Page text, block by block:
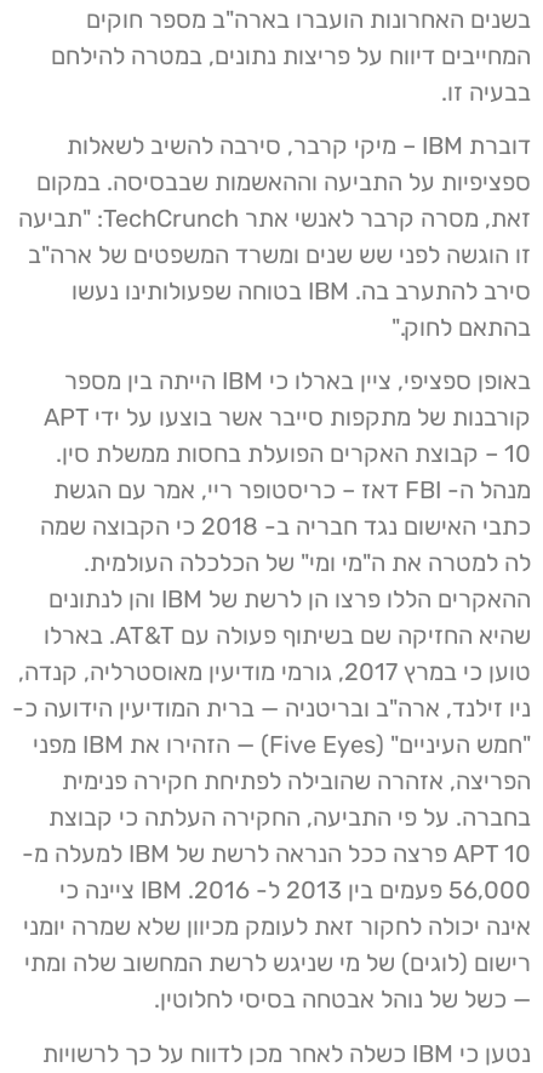
בשנים האחרונות הועברו בארה"ב מספר חוקים
המחייבים דיווח על פריצות נתונים, במטרה להילחם
בבעיה זו.
דוברת IBM – מיקי קרבר, סירבה להשיב לשאלות
ספציפיות על התביעה וההאשמות שבבסיסה. במקום
זאת, מסרה קרבר לאנשי אתר TechCrunch: "תביעה
זו הוגשה לפני שש שנים ומשרד המשפטים של ארה"ב
סירב להתערב בה. IBM בטוחה שפעולותינו נעשו
בהתאם לחוק."
באופן ספציפי, ציין בארלו כי IBM הייתה בין מספר
קורבנות של מתקפות סייבר אשר בוצעו על ידי APT
10 – קבוצת האקרים הפועלת בחסות ממשלת סין.
מנהל ה- FBI דאז – כריסטופר ריי, אמר עם הגשת
כתבי האישום נגד חבריה ב- 2018 כי הקבוצה שמה
לה למטרה את ה"מי ומי" של הכלכלה העולמית.
ההאקרים הללו פרצו הן לרשת של IBM והן לנתונים
שהיא החזיקה שם בשיתוף פעולה עם AT&T. בארלו
טוען כי במרץ 2017, גורמי מודיעין מאוסטרליה, קנדה,
ניו זילנד, ארה"ב ובריטניה — ברית המודיעין הידועה כ-
"חמש העיניים" (Five Eyes) — הזהירו את IBM מפני
הפריצה, אזהרה שהובילה לפתיחת חקירה פנימית
בחברה. על פי התביעה, החקירה העלתה כי קבוצת
APT 10 פרצה ככל הנראה לרשת של IBM למעלה מ-
56,000 פעמים בין 2013 ל- 2016. IBM ציינה כי
אינה יכולה לחקור זאת לעומק מכיוון שלא שמרה יומני
רישום (לוגים) של מי שניגש לרשת המחשוב שלה ומתי
— כשל של נוהל אבטחה בסיסי לחלוטין.
נטען כי IBM כשלה לאחר מכן לדווח על כך לרשויות